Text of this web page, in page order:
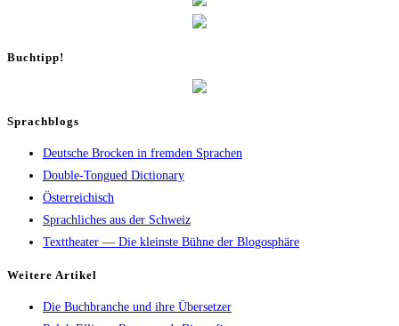
Buch­tipp!
Sprachblogs
Deutsche Brocken in fremden Sprachen
Double-Tongued Dictionary
Österreichisch
Sprachliches aus der Schweiz
Texttheater — Die kleinste Bühne der Blogosphäre
Wei­te­re Artikel
Die Buch­bran­che und ihre Übersetzer